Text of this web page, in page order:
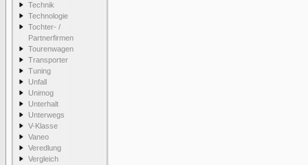
Technik
Technologie
Tochter- /
Partnerfirmen
Tourenwagen
Transporter
Tuning
Unfall
Unimog
Unterhalt
Unterwegs
V-Klasse
Vaneo
Veredlung
Vergleich